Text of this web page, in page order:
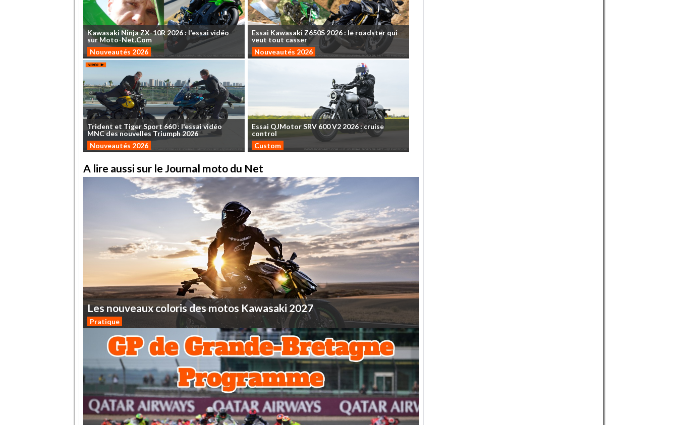
Kawasaki NinjaZX-10R 2026 : l'essai vidéo
sur Moto-Net.Com
Nouveautés 2026
Essai Kawasaki Z650S2026: le roadster qui
veut tout casser
Nouveautés 2026
Trident et TigerSport 660: l'essaividéo
MNCdesnouvelles Triumph2026
Nouveautés 2026
Essai QJMotorSRV 600V2 2026: cruise
control
Custom
A lire aussi sur le Journal moto du Net
Lesnouveauxcoloris desmotos Kawasaki 2027
Pratique